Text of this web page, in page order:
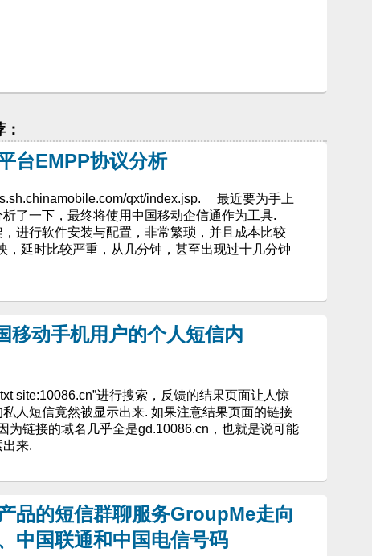
台EMPP协议分析
qxt/index.jsp. 最近要为手上
了一下，最终将使用中国移动企信通作为工具.
进行软件安装与配置，非常繁琐，并且成本比较
延时比较严重，从几分钟，甚至出现过十几分钟
移动手机用户的个人短信内
site:10086.cn”进行搜索，反馈的结果页面让人惊
人短信竟然被显示出来. 如果注意结果页面的链接
为链接的域名几乎全是gd.10086.cn，也就是说可能
来.
品的短信群聊服务GroupMe走向
中国联通和中国电信号码